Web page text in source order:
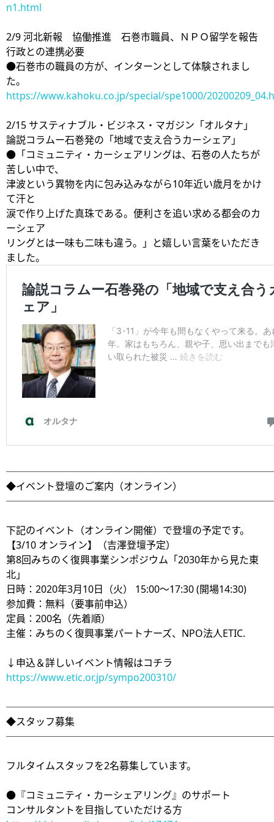
n1.html
2/9 河北新報 協働推進 石巻市職員、ＮＰＯ留学を報告
行政との連携必要
●石巻市の職員の方が、インターンとして体験されまし
た。
https://www.kahoku.co.jp/special/spe1000/
2/15 サスティナブル・ビジネス・マガジン「オルタナ」
論説コラムー石巻発の「地域で支え合うカーシェア」
●「コミュニティ・カーシェアリングは、石巻の人たちが
苦しい中で、
津波という異物を内に包み込みながら10年近い歳月をかけ
て汗と
涙で作り上げた真珠である。便利さを追い求める都会のカ
ーシェア
リングとは一味も二味も違う。」と嬉しい言葉をいただき
ました。
◆イベント登壇のご案内（オンライン）
下記のイベント（オンライン開催）で登壇の予定です。
【3/10 オンライン】（吉澤登壇予定）
第8回みちのく復興事業シンポジウム「2030年から見た東
北」
日時：2020年3月10日（火） 15:00～17:30 (開場14:30)
参加費：無料（要事前申込）
定員：200名（先着順）
主催：みちのく復興事業パートナーズ、NPO法人ETIC.
↓申込＆詳しいイベント情報はコチラ
https://www.etic.or.jp/sympo200310/
◆スタッフ募集
フルタイムスタッフを2名募集しています。
●『コミュニティ・カーシェアリング』のサポート
コンサルタントを目指していただける方